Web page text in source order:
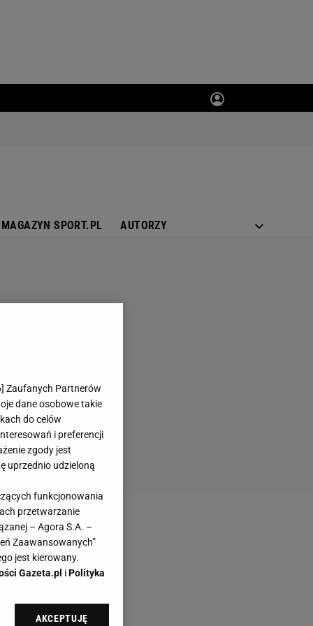
MAGAZYN SPORT.PL AUTORZY
] Zaufanych Partnerów
dane osobowe takie
do celów
i preferencji
zgody jest
uprzednio udzieloną
funkcjonowania
przetwarzanie
– Agora S.A. –
Zaawansowanych”
jest kierowany.
Gazeta.pl iPolityka
sp. z o.o., jej
AKCEPTUJĘ